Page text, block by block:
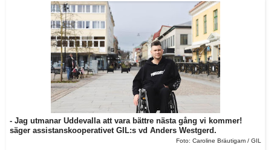
- Jag utmanar Uddevalla att vara bättre nästa gång vi kommer!
säger assistanskooperativet GIL:s vd Anders Westgerd.
Foto: Caroline Bräutigam / GIL